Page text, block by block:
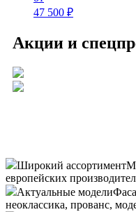
47 500 ₽
Акции и
Широкий ассортимент
европейских
Актуальные модели
неоклассика, прованс,